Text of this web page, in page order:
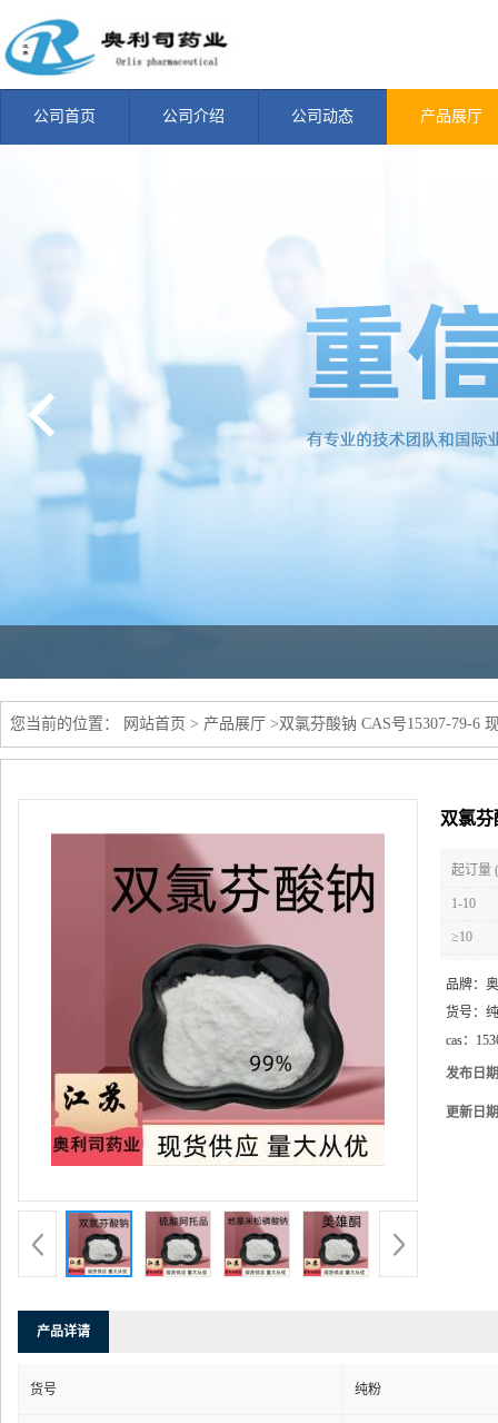
公司首页 公司介绍 公司动态 产品展厅
您当前的位置： 网站首页 > 产品展厅 >双氯芬酸钠 CAS号15307-79-6
双氯芬
起订量
1-10
≥10
品牌：
货号：
cas：
发布日
更新日
产品详请
货号 纯粉